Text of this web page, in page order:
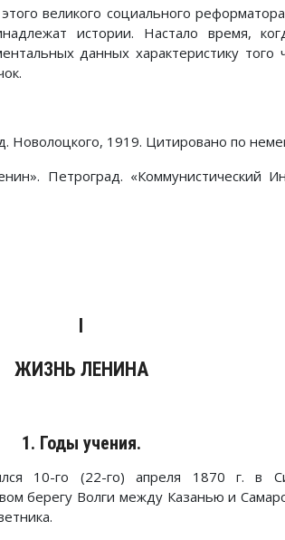
великого социального
истории. Настало время,
данных характеристику того
1919. Цитировано по
Петроград. «Коммунистический
I
ЖИЗНЬ ЛЕНИНА
1. Годы учения.
10-го (22-го) апреля 1870 г. в
берегу Волги между Казанью и